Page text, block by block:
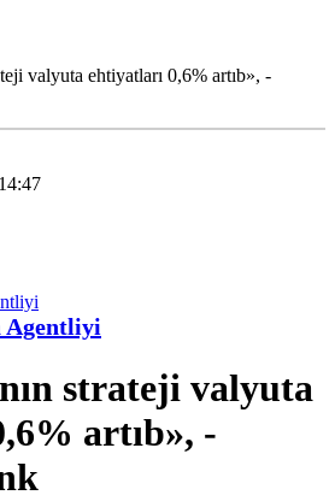
valyuta ehtiyatları 0,6% artıb», -
Agentliyi
strateji valyuta
artıb», -